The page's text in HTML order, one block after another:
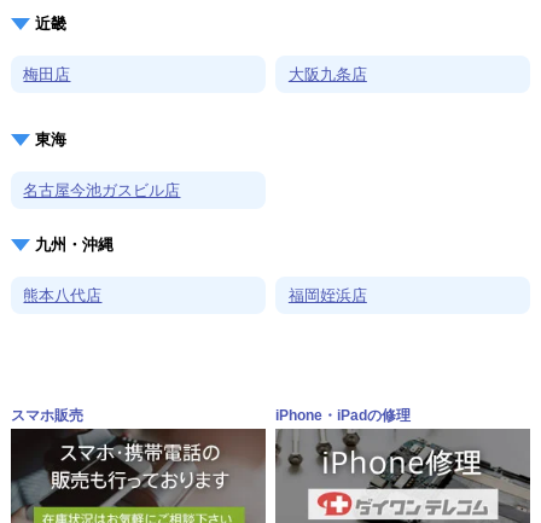
近畿
梅田店 大阪九条店
東海
名古屋今池ガスビル店
九州・沖縄
熊本八代店 福岡姪浜店
スマホ販売 iPhone・iPadの修理